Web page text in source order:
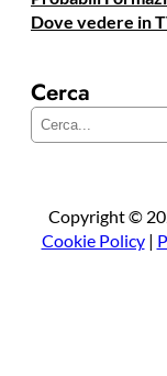
Dove vedere in
Cerca
Copyright ©
Cookie Policy|